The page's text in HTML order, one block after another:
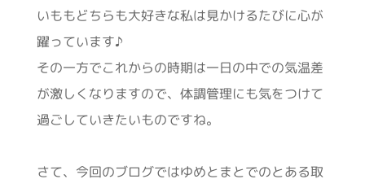
いももどちらも大好きな私は見かけるたびに心が
躍っています♪
その一方でこれからの時期は一日の中での気温差
が激しくなりますので、体調管理にも気をつけて
過ごしていきたいものですね。
さて、今回のブログではゆめとまとでのとある取